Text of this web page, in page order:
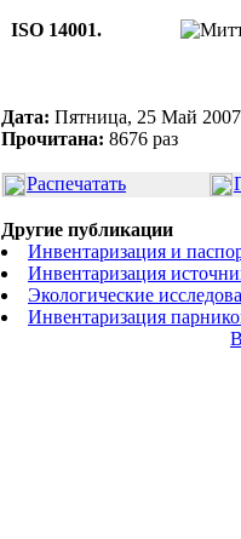
ISO 14001.
Дата: Пятница, 25 Май 2007
Прочитана: 8676 раз
Распечатать
Другие публикации
Инвентаризация и
Инвентаризация
Экологические
Инвентаризация